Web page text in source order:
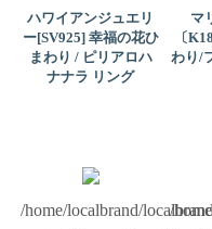
ハワイアンジュエリ
ー[SV925] 幸福の花ひ
まわり / ピリアロハ
ナナラ リング
マ
〔
わり/
/home/localbrand/
/